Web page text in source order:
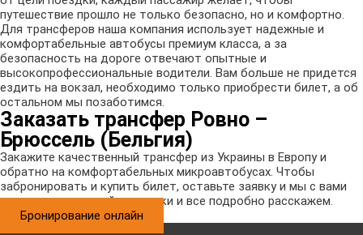
путешествие прошло не только безопасно, но и комфортно.
Для трансферов наша компания использует надежные и
комфортабельные автобусы премиум класса, а за
безопасность на дороге отвечают опытные и
высокопрофессиональные водители. Вам больше не придется
ездить на вокзал, необходимо только приобрести билет, а об
остальном мы позаботимся.
Заказать трансфер Ровно –
Брюссель (Бельгия)
Закажите качественный трансфер из Украины в Европу и
обратно на комфортабельных микроавтобусах. Чтобы
забронировать и купить билет, оставьте заявку и мы с вами
свяжемся в кратчайшие сроки и все подробно расскажем.
Бронирование онлайн